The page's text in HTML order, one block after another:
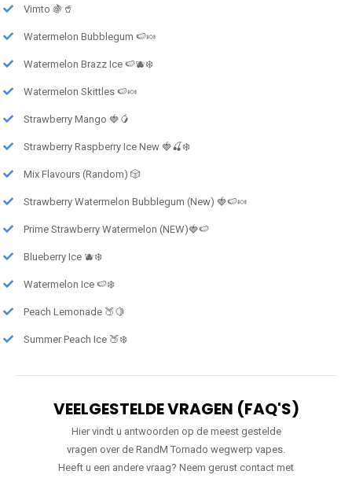
Vimto 🍇🥤
Watermelon Bubblegum 🍉🍬
Watermelon Brazz Ice 🍉🫐❄️
Watermelon Skittles 🍉🍬
Strawberry Mango 🍓🥭
Strawberry Raspberry Ice New 🍓🍒❄️
Mix Flavours (Random) 🎲
Strawberry Watermelon Bubblegum (New) 🍓🍉🍬
Prime Strawberry Watermelon (NEW)🍓🍉
Blueberry Ice 🫐❄️
Watermelon Ice 🍉❄️
Peach Lemonade 🍑🍋
Summer Peach Ice 🍑❄️
VEELGESTELDE VRAGEN (FAQ'S)
Hier vindt u antwoorden op de meest gestelde
vragen over de RandM Tornado wegwerp vapes.
Heeft u een andere vraag? Neem gerust contact met